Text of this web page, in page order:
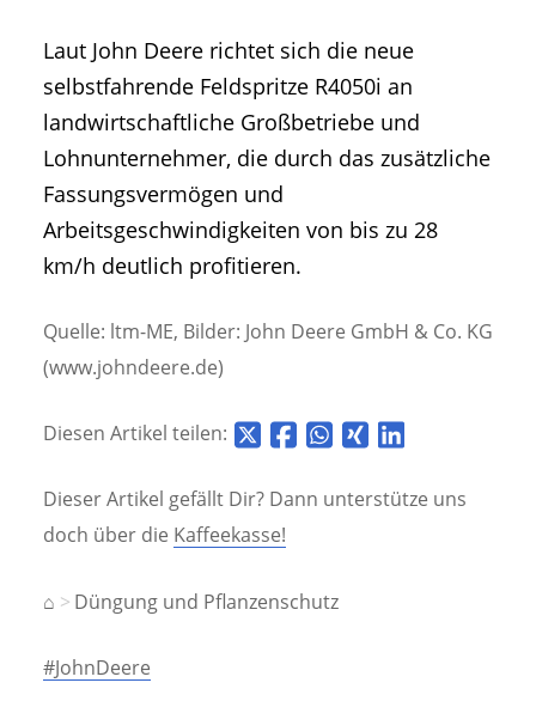
Laut John Deere richtet sich die neue
selbstfahrende Feldspritze R4050i an
landwirtschaftliche Großbetriebe und
Lohnunternehmer, die durch das zusätzliche
Fassungsvermögen und
Arbeitsgeschwindigkeiten von bis zu 28
km/h deutlich profitieren.
Quelle: ltm-ME, Bilder: John Deere GmbH & Co. KG
(www.johndeere.de)
Diesen Artikel teilen:
Dieser Artikel gefällt Dir? Dann unterstütze uns
doch über die Kaffeekasse!
⌂ Düngung und Pflanzenschutz
#JohnDeere